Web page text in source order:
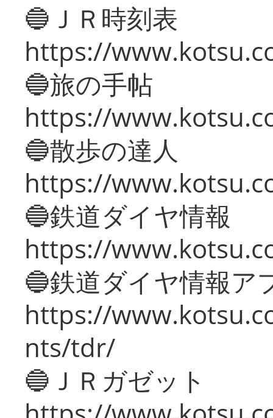
🔵ＪＲ時刻表
https://
🔵旅の手帖
https://
🔵散歩の達人
https://
🔵鉄道ダイヤ情報
https://
🔵鉄道ダイヤ情報ア
https://
nts/tdr/
🔵ＪＲガゼット